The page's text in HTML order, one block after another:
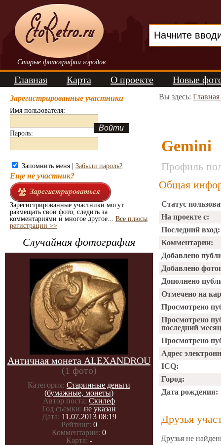
Старые фотографии городов
Главная Карта О проекте Новые
Зарегистрированные участники
Имя пользователя:
Пароль:
Запомнить меня | Забыли пароль?
Еще не участник?
Зарегистрированные участники могут
размещать свои фото, следить за
комментариями и многое другое... Все плюсы
регистрации >>
Случайная фотография
Античная монета ALEXANDROU
(1 фото)
Категория: Старинные деньги
(бумажные, монеты)
Автор поста: Скилеф
Год съемки: не указан
Дата: 11.07.2013 08:19
Рейтинг: 0
Комментарии: 0
Карта: -
Вы здесь:
Gemini
Профиль
Общая
Статус
На проекте с:
Последний вход:
Комментарии:
Добавлено
Добавлено
Дополнено
Отмечено на
Просмотрено
Просмотрено
последний
Просмотрено
Адрес
ICQ:
Город:
Дата рождения:
Друзья
Друзья не